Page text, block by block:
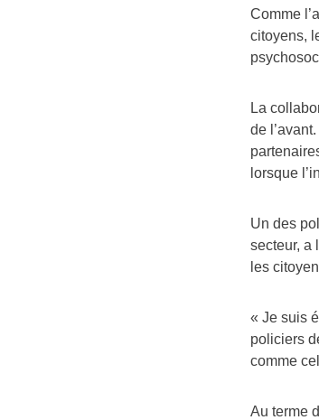
Comme
citoyens,
La
de
lorsque
Un des
secteur, a
les
« Je suis
policiers
comme
Au terme